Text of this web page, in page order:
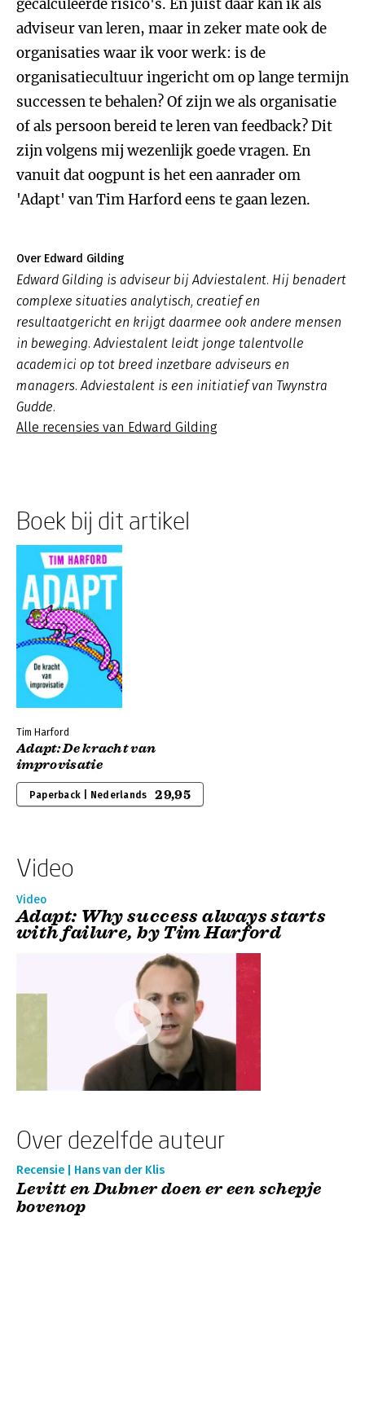
gecalculeerde risico's. En juist daar kan ik als
adviseur van leren, maar in zeker mate ook de
organisaties waar ik voor werk: is de
organisatiecultuur ingericht om op lange termijn
successen te behalen? Of zijn we als organisatie
of als persoon bereid te leren van feedback? Dit
zijn volgens mij wezenlijk goede vragen. En
vanuit dat oogpunt is het een aanrader om
'Adapt' van Tim Harford eens te gaan lezen.
Over Edward Gilding
Edward Gilding is adviseur bij Adviestalent. Hij benadert
complexe situaties analytisch, creatief en
resultaatgericht en krijgt daarmee ook andere mensen
in beweging. Adviestalent leidt jonge talentvolle
academici op tot breed inzetbare adviseurs en
managers. Adviestalent is een initiatief van Twynstra
Gudde.
Alle recensies van Edward Gilding
Boek bij dit artikel
Tim Harford
Adapt: De kracht van
improvisatie
Paperback | Nederlands 29,95
Video
Video
Adapt: Why success always starts
with failure, by Tim Harford
Over dezelfde auteur
Recensie | Hans van der Klis
Levitt en Dubner doen er een schepje
bovenop